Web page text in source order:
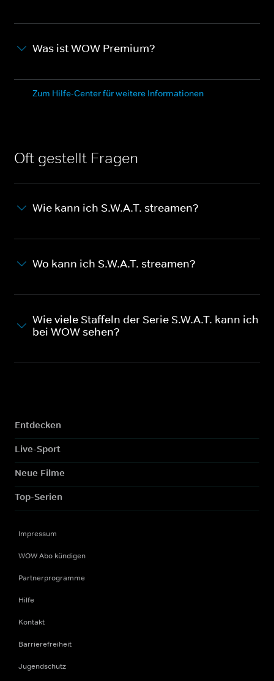
Was ist WOW Premium?
Zum Hilfe-Center für weitere Informationen
Oft gestellt Fragen
Wie kann ich S.W.A.T. streamen?
Wo kann ich S.W.A.T. streamen?
Wie viele Staffeln der Serie S.W.A.T. kann ich
bei WOW sehen?
Entdecken
Live-Sport
Neue Filme
Top-Serien
Impressum
WOW Abo kündigen
Partnerprogramme
Hilfe
Kontakt
Barrierefreiheit
Jugendschutz